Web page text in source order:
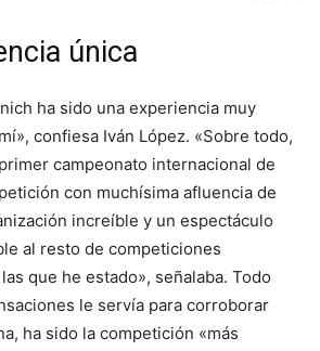
única
ha sido una experiencia muy
confiesa Iván López. «Sobre todo,
campeonato internacional de
con muchísima afluencia de
increíble y un espectáculo
al resto de competiciones
que he estado», señalaba. Todo
le servía para corroborar
ha sido la competición «más